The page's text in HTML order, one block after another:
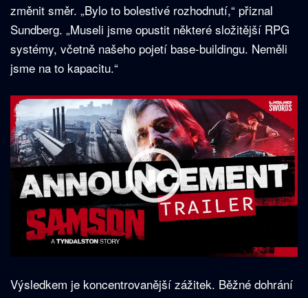
změnit směr. „Bylo to bolestivé rozhodnutí,“ přiznal
Sundberg. „Museli jsme opustit některé složitější RPG
systémy, včetně našeho pojetí base-buildingu. Neměli
jsme na to kapacitu.“
Výsledkem je koncentrovanější zážitek. Běžné dohrání